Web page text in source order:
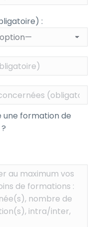
:
une formation de